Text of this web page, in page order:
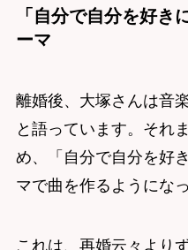
「自分で自分を好き
ーマ
離婚後、大塚さんは音
と語っています。それ
め、「自分で自分を好
マで曲を作るようにな
これは、再婚云々より